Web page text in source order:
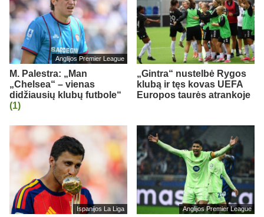
Anglijos Premier League
M. Palestra: „Man
„Chelsea“ – vienas
didžiausių klubų futbole“
(1)
„Gintra“ nustelbė Rygos
klubą ir tęs kovas UEFA
Europos taurės atrankoje
Ispanijos La Liga Anglijos Premier League